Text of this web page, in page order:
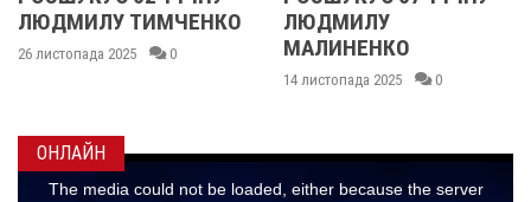
ТИМЧЕНКО
листопада 2025 0
ЛЮДМИЛУ
МАЛИНЕНКО
14 листопада 2025 0
ОНЛАЙН